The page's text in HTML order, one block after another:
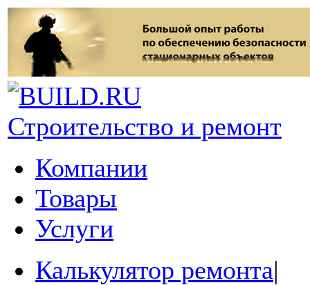
Строительство и ремонт
Компании
Товары
Услуги
Калькулятор ремонта|